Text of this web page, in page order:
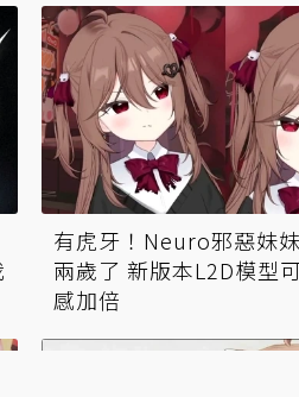
有虎牙！Neuro邪惡妹
兩歲了 新版本L2D模型
感加倍